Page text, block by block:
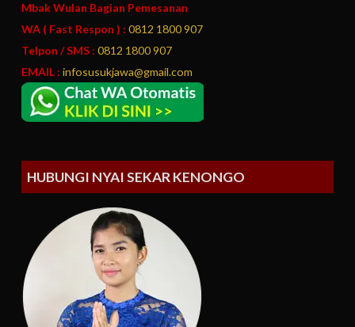
Mbak Wulan Bagian Pemesanan
WA ( Fast Respon ) : 0812 1800 907
Telpon / SMS : 0812 1800 907
EMAIL : infosusukjawa@gmail.com
HUBUNGI NYAI SEKAR KENONGO